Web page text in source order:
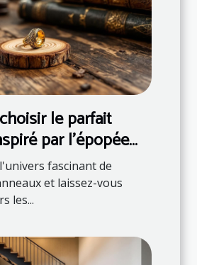
le parfait
par l'épopée
?
fascinant de
et laissez-vous
les...